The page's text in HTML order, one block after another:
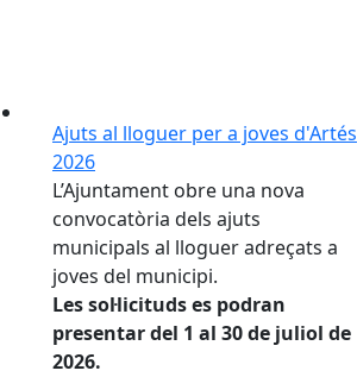
Ajuts al lloguer per a joves d'Artés
2026
L’Ajuntament obre una nova
convocatòria dels ajuts
municipals al lloguer adreçats a
joves del municipi.
Les sol·licituds es podran
presentar del 1 al 30 de juliol de
2026.